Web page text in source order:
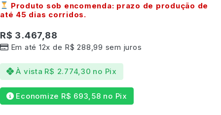
Produto sob encomenda: prazo de produção de
até 45 dias corridos.
R$ 3.467,88
Em até 12x de R$ 288,99 sem juros
À vista R$ 2.774,30 no Pix
Economize R$ 693,58 no Pix